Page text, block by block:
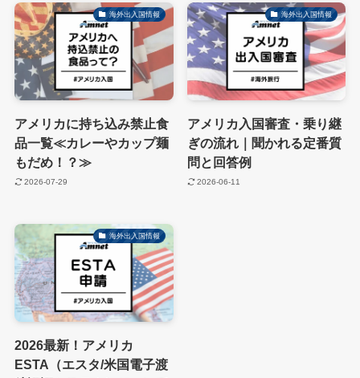
海外出入国情報
アメリカに持ち込み禁止食
品一覧≪カレーやカップ麺
もだめ！？≫
2026-07-29
海外出入国情報
アメリカ入国審査・乗り継
ぎの流れ｜聞かれる定番質
問と回答例
2026-06-11
海外出入国情報
2026最新！アメリカ
ESTA（エスタ/米国電子渡